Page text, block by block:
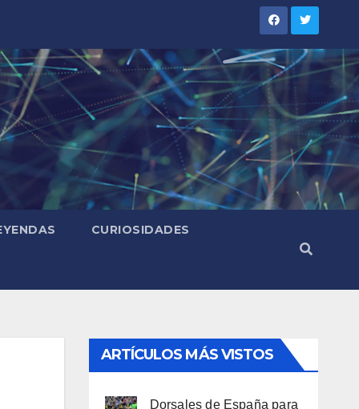
CURIOSIDADES
ARTÍCULOS MÁS VISTOS
Dorsales de España para